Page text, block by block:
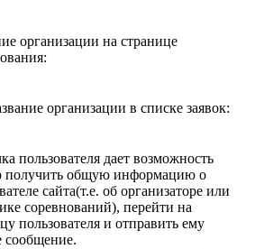
организации на странице
организации в списке заявок:
пользователя дает возможность
получить общую информацию о
сайта(т.е. об организаторе или
соревнований), перейти на
пользователя и отправить ему
сообщение.